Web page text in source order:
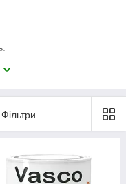
Фільтри